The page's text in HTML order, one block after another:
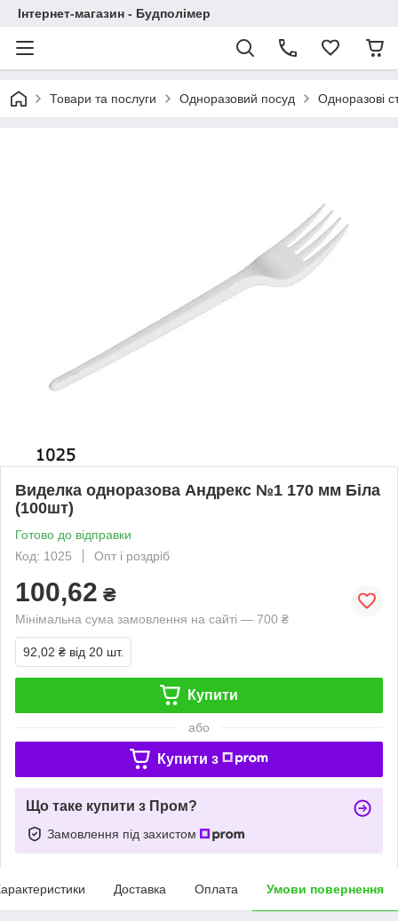
Інтернет-магазин - Будполімер
Товари та послуги Одноразовий посуд Одноразові
Виделка одноразова Андрекс №1 170 мм Біла
(100шт)
Готово до відправки
Код: 1025
Опт і роздріб
100,62 ₴
Мінімальна сума замовлення на сайті — 700 ₴
92,02 ₴ від 20 шт.
Купити
або
Купити з
Що таке купити з Пром?
Замовлення під захистом
Доставка Оплата Умови повернення